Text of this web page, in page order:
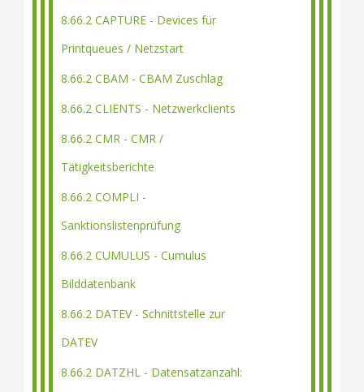
8.66.2 CAPTURE - Devices für
Printqueues / Netzstart
8.66.2 CBAM - CBAM Zuschlag
8.66.2 CLIENTS - Netzwerkclients
8.66.2 CMR - CMR /
Tätigkeitsberichte
8.66.2 COMPLI -
Sanktionslistenprüfung
8.66.2 CUMULUS - Cumulus
Bilddatenbank
8.66.2 DATEV - Schnittstelle zur
DATEV
8.66.2 DATZHL - Datensatzanzahl: